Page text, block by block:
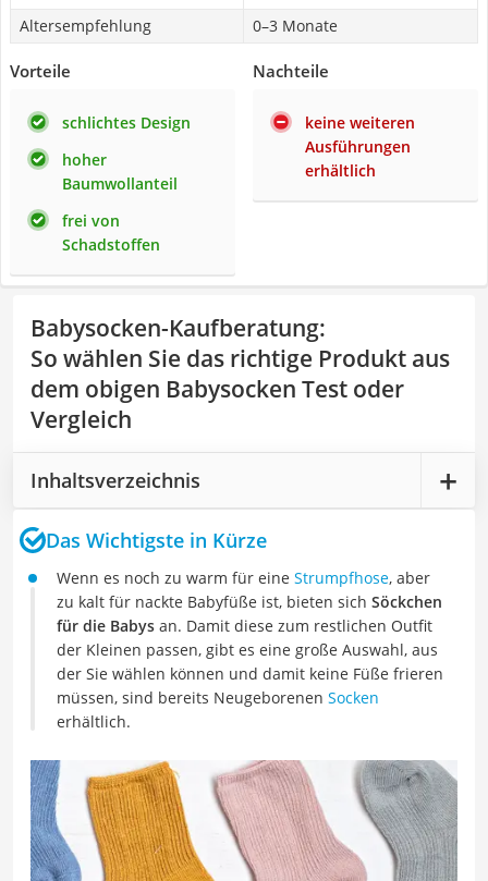
Altersempfehlung
0–3 Monate
Vorteile
schlichtes Design
hoher
Baumwollanteil
frei von
Schadstoffen
Nachteile
keine weiteren
Ausführungen
erhältlich
Babysocken-Kaufberatung:
So wählen Sie das richtige Produkt aus
dem obigen Babysocken Test oder
Vergleich
Inhaltsverzeichnis
Das Wichtigste in Kürze
Wenn es noch zu warm für eine Strumpfhose, aber
zu kalt für nackte Babyfüße ist, bieten sich Söckchen
für die Babys an. Damit diese zum restlichen Outfit
der Kleinen passen, gibt es eine große Auswahl, aus
der Sie wählen können und damit keine Füße frieren
müssen, sind bereits Neugeborenen Socken
erhältlich.